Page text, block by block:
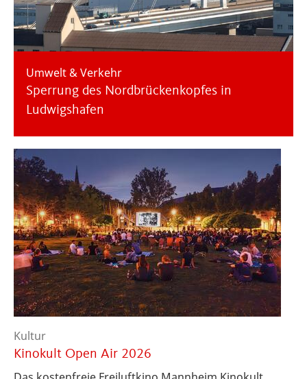
Umwelt & Verkehr
Sperrung des Nordbrückenkopfes in
Ludwigshafen
Kultur
Kinokult Open Air 2026